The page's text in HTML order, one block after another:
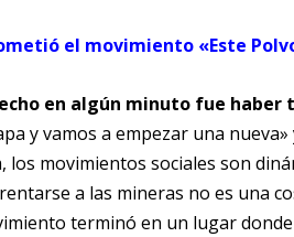
el movimiento «Este
en algún minuto fue
y vamos a empezar una
movimientos sociales son
a las mineras no es una
terminó en un lugar